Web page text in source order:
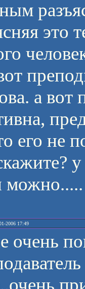
это
а вот
его не
2006 17:49
очень